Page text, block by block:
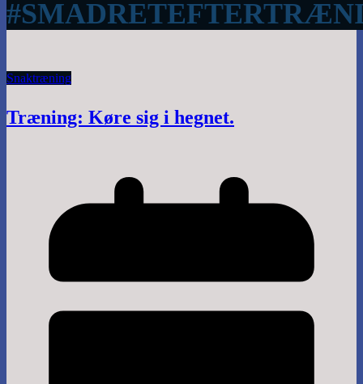
Snaktræning
Træning: Køre sig i hegnet.